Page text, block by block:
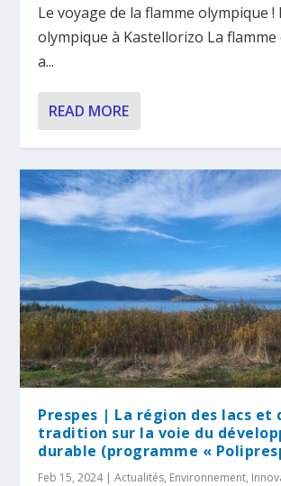
Le voyage de la flamme olympique !
olympique à Kastellorizo La
a...
READ MORE
Prespes | La région des lacs et
tradition sur la voie du
durable (programme «
Feb 15, 2024|Actualités, Environnement,